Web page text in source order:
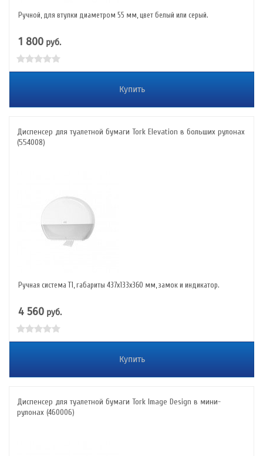
Ручной, для втулки диаметром 55 мм, цвет белый или серый.
1 800 руб.
Купить
Диспенсер для туалетной бумаги Tork Elevation в больших рулонах
(554008)
Ручная система Т1, габариты 437х133х360 мм, замок и индикатор.
4 560 руб.
Купить
Диспенсер для туалетной бумаги Tork Image Design в мини-
рулонах (460006)